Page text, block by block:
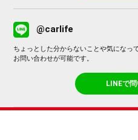
@carlife
ちょっとした分からないことや気になっ
お問い合わせが可能です。
LINEで